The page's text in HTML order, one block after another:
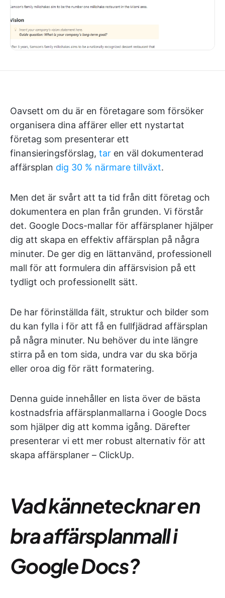
Oavsett om du är en företagare som försöker
organisera dina affärer eller ett nystartat
företag som presenterar ett
finansieringsförslag, tar en väl dokumenterad
affärsplan dig 30 % närmare tillväxt.
Men det är svårt att ta tid från ditt företag och
dokumentera en plan från grunden. Vi förstår
det. Google Docs-mallar för affärsplaner hjälper
dig att skapa en effektiv affärsplan på några
minuter. De ger dig en lättanvänd, professionell
mall för att formulera din affärsvision på ett
tydligt och professionellt sätt.
De har förinställda fält, struktur och bilder som
du kan fylla i för att få en fullfjädrad affärsplan
på några minuter. Nu behöver du inte längre
stirra på en tom sida, undra var du ska börja
eller oroa dig för rätt formatering.
Denna guide innehåller en lista över de bästa
kostnadsfria affärsplanmallarna i Google Docs
som hjälper dig att komma igång. Därefter
presenterar vi ett mer robust alternativ för att
skapa affärsplaner – ClickUp.
Vad kännetecknar en
bra affärsplanmall i
Google Docs?